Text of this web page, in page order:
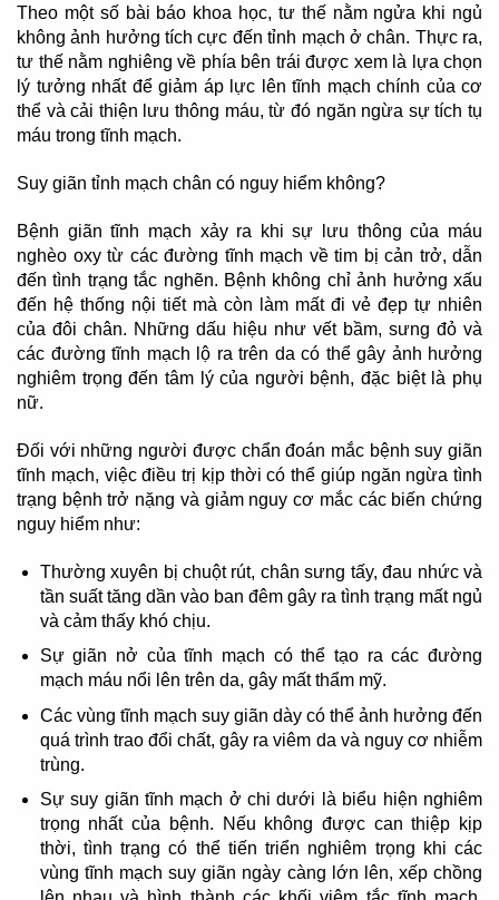
Theo một số bài báo khoa học, tư thế nằm ngửa khi ngủ
không ảnh hưởng tích cực đến tỉnh mạch ở chân. Thực ra,
tư thế nằm nghiêng về phía bên trái được xem là lựa chọn
lý tưởng nhất để giảm áp lực lên tĩnh mạch chính của cơ
thể và cải thiện lưu thông máu, từ đó ngăn ngừa sự tích tụ
máu trong tĩnh mạch.
Suy giãn tỉnh mạch chân có nguy hiểm không?
Bệnh giãn tĩnh mạch xảy ra khi sự lưu thông của máu
nghèo oxy từ các đường tĩnh mạch về tim bị cản trở, dẫn
đến tình trạng tắc nghẽn. Bệnh không chỉ ảnh hưởng xấu
đến hệ thống nội tiết mà còn làm mất đi vẻ đẹp tự nhiên
của đôi chân. Những dấu hiệu như vết bầm, sưng đỏ và
các đường tĩnh mạch lộ ra trên da có thể gây ảnh hưởng
nghiêm trọng đến tâm lý của người bệnh, đặc biệt là phụ
nữ.
Đối với những người được chẩn đoán mắc bệnh suy giãn
tĩnh mạch, việc điều trị kịp thời có thể giúp ngăn ngừa tình
trạng bệnh trở nặng và giảm nguy cơ mắc các biến chứng
nguy hiểm như:
Thường xuyên bị chuột rút, chân sưng tấy, đau nhức và
tần suất tăng dần vào ban đêm gây ra tình trạng mất ngủ
và cảm thấy khó chịu.
Sự giãn nở của tĩnh mạch có thể tạo ra các đường
mạch máu nổi lên trên da, gây mất thẩm mỹ.
Các vùng tĩnh mạch suy giãn dày có thể ảnh hưởng đến
quá trình trao đổi chất, gây ra viêm da và nguy cơ nhiễm
trùng.
Sự suy giãn tĩnh mạch ở chi dưới là biểu hiện nghiêm
trọng nhất của bệnh. Nếu không được can thiệp kịp
thời, tình trạng có thể tiến triển nghiêm trọng khi các
vùng tĩnh mạch suy giãn ngày càng lớn lên, xếp chồng